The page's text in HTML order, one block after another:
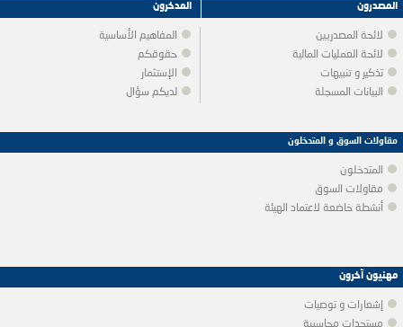
المدخرون
المفاهيم الأساسية
حقوقكم
الإستثمار
لديكم سؤال
المصدرون
لائحة المصدريين
لائحة العمليات المالية
تذكير و تنبيهات
البيانات المسجلة
مقاولات السوق و المتدخلون
المتدخلون
مقاولات السوق
أنشطة خاضعة لاعتماد الهيئة
مهنيون آخرون
إشعارات و توصيات
مستجدات محاسبية